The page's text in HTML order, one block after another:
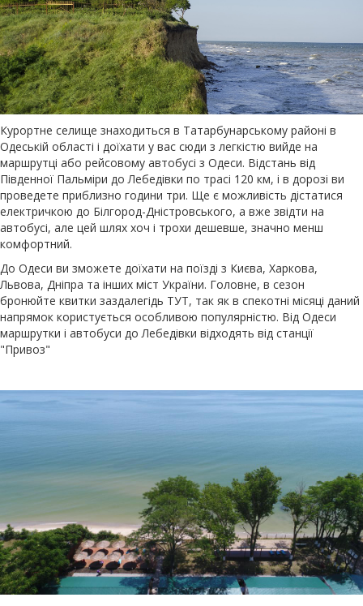
Курортне селище знаходиться в Татарбунарському районі в
Одеській області і доїхати у вас сюди з легкістю вийде на
маршрутці або рейсовому автобусі з Одеси. Відстань від
Південної Пальміри до Лебедівки по трасі 120 км, і в дорозі ви
проведете приблизно години три. Ще є можливість дістатися
електричкою до Білгород-Дністровського, а вже звідти на
автобусі, але цей шлях хоч і трохи дешевше, значно менш
комфортний.
До Одеси ви зможете доїхати на поїзді з Києва, Харкова,
Львова, Дніпра та інших міст України. Головне, в сезон
бронюйте квитки заздалегідь ТУТ, так як в спекотні місяці даний
напрямок користується особливою популярністю. Від Одеси
маршрутки і автобуси до Лебедівки відходять від станції
"Привоз"